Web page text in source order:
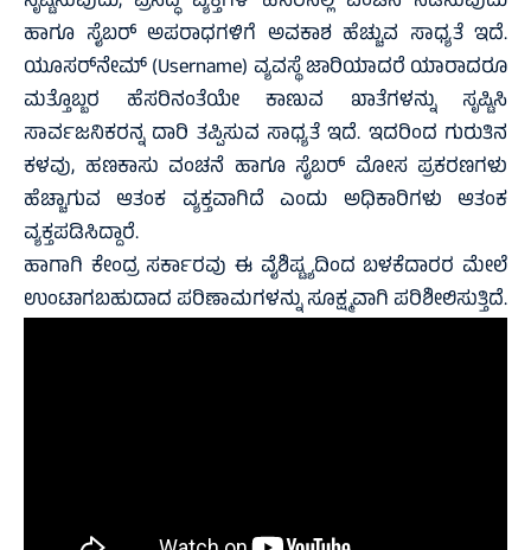
ಹಾಗೂ ಸೈಬರ್ ಅಪರಾಧಗಳಿಗೆ ಅವಕಾಶ ಹೆಚ್ಚುವ ಸಾಧ್ಯತೆ ಇದೆ.
ಯೂಸರ್‌ನೇಮ್ (Username) ವ್ಯವಸ್ಥೆ ಜಾರಿಯಾದರೆ ಯಾರಾದರೂ
ಮತ್ತೊಬ್ಬರ ಹೆಸರಿನಂತೆಯೇ ಕಾಣುವ ಖಾತೆಗಳನ್ನು ಸೃಷ್ಟಿಸಿ
ಸಾರ್ವಜನಿಕರನ್ನ ದಾರಿ ತಪ್ಪಿಸುವ ಸಾಧ್ಯತೆ ಇದೆ. ಇದರಿಂದ ಗುರುತಿನ
ಕಳವು, ಹಣಕಾಸು ವಂಚನೆ ಹಾಗೂ ಸೈಬರ್ ಮೋಸ ಪ್ರಕರಣಗಳು
ಹೆಚ್ಚಾಗುವ ಆತಂಕ ವ್ಯಕ್ತವಾಗಿದೆ ಎಂದು ಅಧಿಕಾರಿಗಳು ಆತಂಕ
ವ್ಯಕ್ತಪಡಿಸಿದ್ದಾರೆ.
ಹಾಗಾಗಿ ಕೇಂದ್ರ ಸರ್ಕಾರವು ಈ ವೈಶಿಷ್ಟ್ಯದಿಂದ ಬಳಕೆದಾರರ ಮೇಲೆ
ಉಂಟಾಗಬಹುದಾದ ಪರಿಣಾಮಗಳನ್ನು ಸೂಕ್ಷ್ಮವಾಗಿ ಪರಿಶೀಲಿಸುತ್ತಿದೆ.